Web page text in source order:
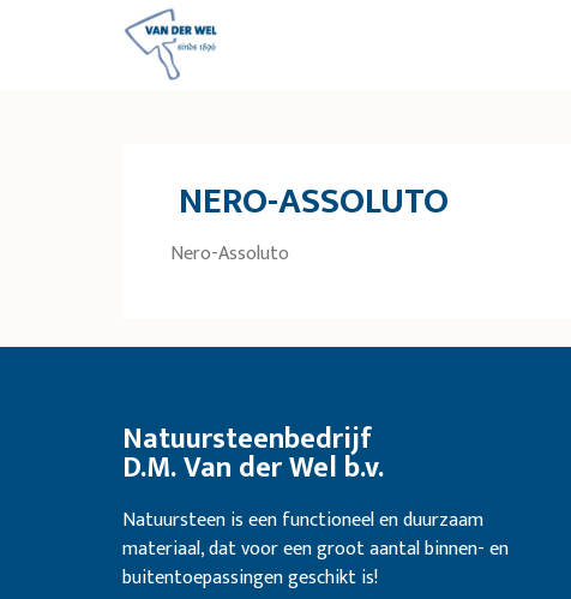
NERO-ASSOLUTO
Nero-Assoluto
Natuursteenbedrijf
D.M. Van der Wel b.v.
Natuursteen is een functioneel en duurzaam
materiaal, dat voor een groot aantal binnen- en
buitentoepassingen geschikt is!